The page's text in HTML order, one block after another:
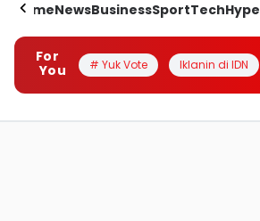
HomeNewsBusinessSportTechHype
For
You
# Yuk Vote Iklanin di IDN